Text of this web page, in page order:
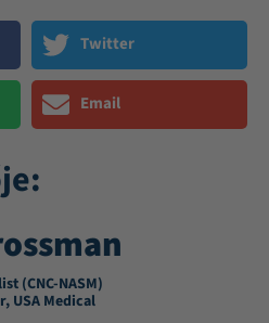
Twitter
Email
(CNC-NASM)
USA Medical